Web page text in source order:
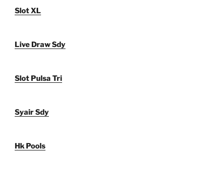
Slot XL
Live Draw Sdy
Slot Pulsa Tri
Syair Sdy
Hk Pools